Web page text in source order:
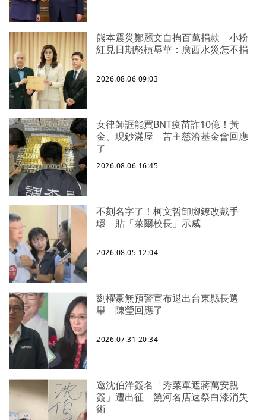
熊本震災鄭麗文自掏百萬捐款 小粉
紅見日期怒槓辱華：廣西水災怎不捐
2026.08.06 09:03
女律師誆能買BNT疫苗詐10億！黃
金、現鈔滿屋 苦主慈濟基金會回應
了
2026.08.06 16:45
不刻名字了！柯文哲卸腳鐐改戴手
環 貼「萊爾校長」示威
2026.08.05 12:04
劉櫂豪無預警宣布退出台東縣長選
舉 陳瑩回應了
2026.07.31 20:34
邀沈伯洋簽名「秀菜單遮蔣萬安親
簽」遭出征 饒河名店速祭白漆消失
術